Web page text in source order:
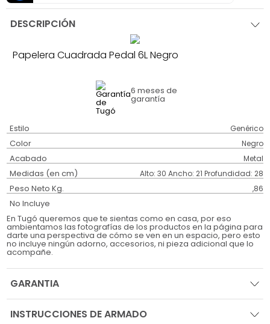
DESCRIPCIÓN
Papelera Cuadrada Pedal 6L Negro
6 meses de
garantía
Estilo Genérico
Color Negro
Acabado Metal
Medidas (en cm) Alto: 30 Ancho: 21 Profundidad: 28
Peso Neto Kg. ,86
No Incluye
En Tugó queremos que te sientas como en casa, por eso
ambientamos las fotografías de los productos en la página para
darte una perspectiva de cómo se ven en un espacio, pero esto
no incluye ningún adorno, accesorios, ni pieza adicional que lo
acompañe.
GARANTIA
INSTRUCCIONES DE ARMADO